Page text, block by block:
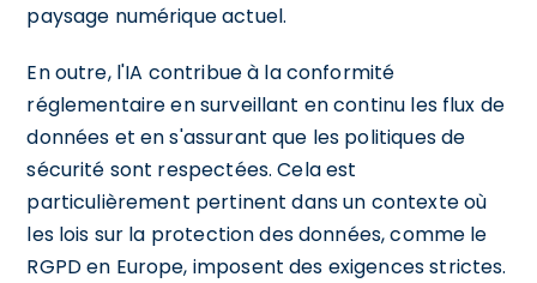
paysage numérique actuel.
En outre, l'IA contribue à la conformité
réglementaire en surveillant en continu les flux de
données et en s'assurant que les politiques de
sécurité sont respectées. Cela est
particulièrement pertinent dans un contexte où
les lois sur la protection des données, comme le
RGPD en Europe, imposent des exigences strictes.